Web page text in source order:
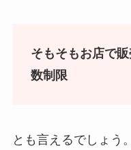
そもそもお店で
数制限
とも言えるでしょう。